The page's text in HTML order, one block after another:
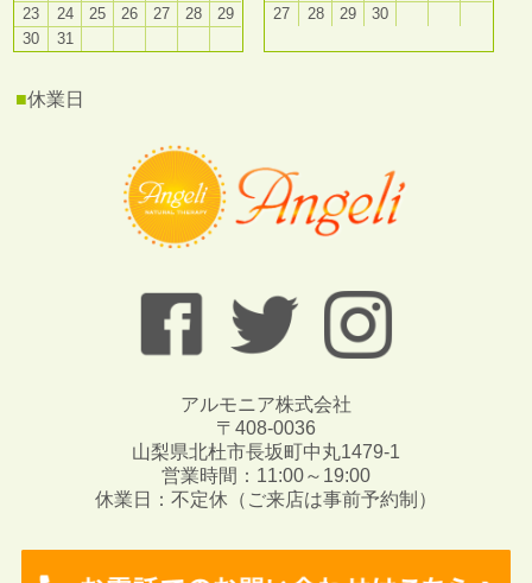
23
24 25 26 27 28
29
30
31
27
28 29 30
■休業日
アルモニア株式会社
〒408-0036
山梨県北杜市長坂町中丸1479-1
営業時間：11:00～19:00
休業日：不定休（ご来店は事前予約制）